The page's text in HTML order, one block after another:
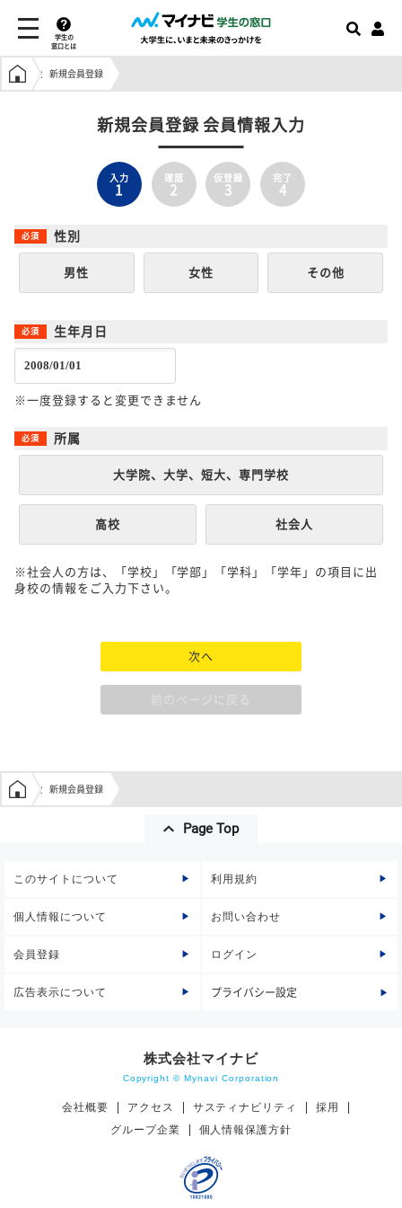
学生の
窓口とは
学生の窓口トップ
新規会員登録
新規会員登録 会員情報入力
入力
1
確認
2
仮登録
3
完了
4
性別
男性 女性 その他
生年月日
※一度登録すると変更できません
所属
大学院、大学、短大、専門学校
高校 社会人
※社会人の方は、「学校」「学部」「学科」「学年」の項目に出
身校の情報をご入力下さい。
次へ
前のページに戻る
学生の窓口トップ
新規会員登録
Page Top
このサイトについて 利用規約
個人情報について お問い合わせ
会員登録 ログイン
広告表示について プライバシー設定
株式会社マイナビ
Copyright © Mynavi Corporation
会社概要 アクセス サスティナビリティ
採用
グループ企業
個人情報保護方針